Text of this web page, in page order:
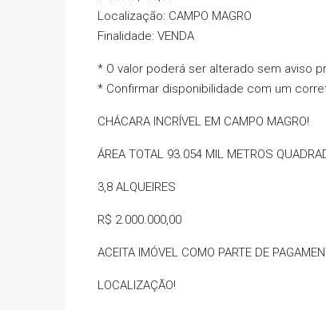
Localização: CAMPO MAGRO
Finalidade: VENDA
* O valor poderá ser alterado sem aviso
* Confirmar disponibilidade com um
CHÁCARA INCRÍVEL EM CAMPO MAGRO!
ÁREA TOTAL 93.054 MIL METROS
3,8 ALQUEIRES
R$ 2.000.000,00
ACEITA IMÓVEL COMO PARTE DE
LOCALIZAÇÃO!